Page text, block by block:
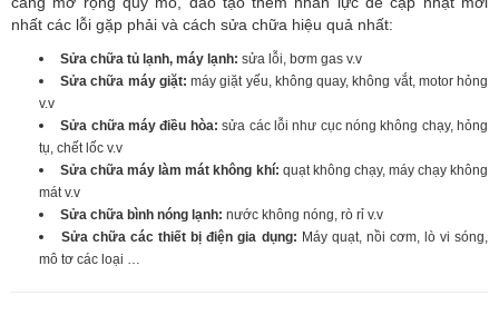
nhất các lỗi gặp phải và cách sửa chữa hiệu quả nhất:
Sửa chữa tủ lạnh, máy lạnh: sửa lỗi, bơm gas v.v
Sửa chữa máy giặt:máy giặt yếu, không quay, không vắt, motor hỏng
v.v
Sửa chữa máy điều hòa: sửa các lỗi như cục nóng không chạy, hỏng
tụ, chết lốc v.v
Sửa chữa máy làm mát không khí: quạt không chạy, máy chạy không
mát v.v
Sửa chữa bình nóng lạnh: nước không nóng, rò rỉ v.v
Sửa chữa các thiết bị điện gia dụng: Máy quạt, nồi cơm, lò vi sóng,
mô tơ các loại …